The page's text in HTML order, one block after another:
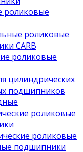
роликовые
роликовые
CARB
роликовые
цилиндрических
подшипников
роликовые
роликовые
подшипники